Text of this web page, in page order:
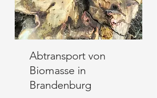
Abtransport von
Biomasse in
Brandenburg